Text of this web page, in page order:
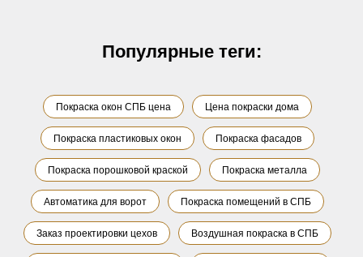
Популярные теги:
Покраска окон СПБ цена Цена покраски дома
Покраска пластиковых окон Покраска фасадов
Покраска порошковой краской Покраска металла
Автоматика для ворот Покраска помещений в СПБ
Заказ проектировки цехов Воздушная покраска в СПБ